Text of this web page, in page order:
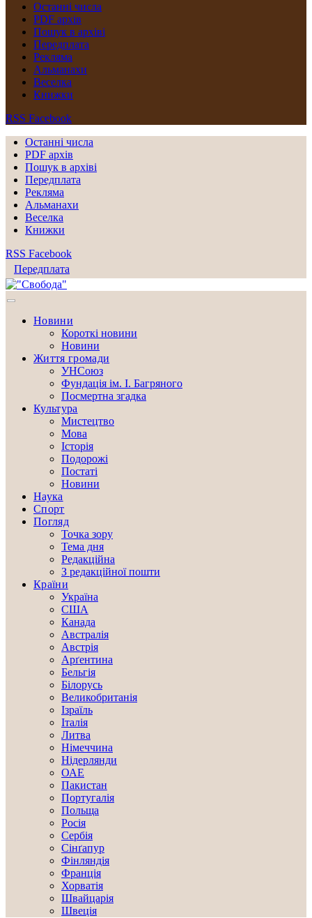
Останні числа
PDF архів
Пошук в архіві
Передплата
Рекляма
Альманахи
Веселка
Книжки
RSS Facebook
Останні числа
PDF архів
Пошук в архіві
Передплата
Рекляма
Альманахи
Веселка
Книжки
RSS Facebook
Передплата
Новини
Короткі новини
Новини
Життя громади
УНСоюз
Фундація ім. І. Багряного
Посмертна згадка
Культура
Мистецтво
Мова
Історія
Подорожі
Постаті
Новини
Наука
Спорт
Погляд
Точка зору
Тема дня
Редакційна
З редакційної пошти
Країни
Україна
США
Канада
Австралія
Австрія
Арґентина
Бельгія
Білорусь
Великобританія
Ізраїль
Італія
Литва
Німеччина
Нідерлянди
ОАЕ
Пакистан
Португалія
Польща
Росія
Сербія
Сінґапур
Фінляндія
Франція
Хорватія
Швайцарія
Швеція